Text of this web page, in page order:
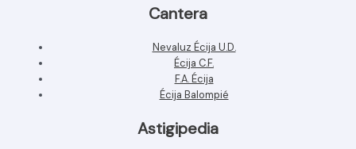
Cantera
Nevaluz Écija U.D.
Écija C.F.
F.A. Écija
Écija Balompié
Astigipedia